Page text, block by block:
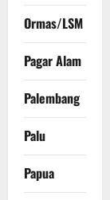
Ormas/LSM
Pagar Alam
Palembang
Palu
Papua